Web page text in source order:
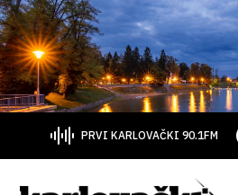
PRVI KARLOVAČKI 90.1FM